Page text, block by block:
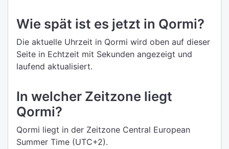
Wie spät ist es jetzt in Qormi?
Die aktuelle Uhrzeit in Qormi wird oben auf dieser
Seite in Echtzeit mit Sekunden angezeigt und
laufend aktualisiert.
In welcher Zeitzone liegt
Qormi?
Qormi liegt in der Zeitzone Central European
Summer Time (UTC+2).